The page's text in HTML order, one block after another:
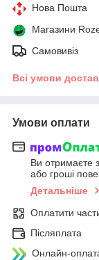
Нова Пошта
Магазини
Самовивіз
Всі умови
Умови оплати
Ви отримаєте
або гроші
Детальніше
Оплатити
Післяплата
Онлайн-